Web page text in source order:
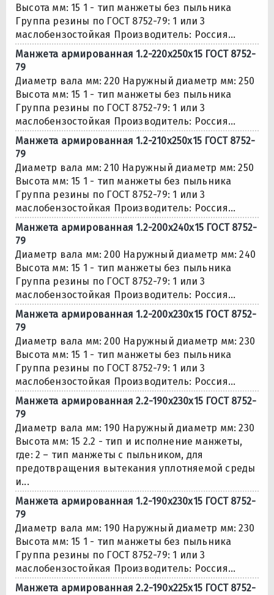
Высота мм: 15 1 - тип манжеты без пыльника
Группа резины по ГОСТ 8752-79: 1 или 3
маслобензостойкая Производитель: Россия...
Манжета армированная 1.2-220х250х15 ГОСТ 8752-
79
Диаметр вала мм: 220 Наружный диаметр мм: 250
Высота мм: 15 1 - тип манжеты без пыльника
Группа резины по ГОСТ 8752-79: 1 или 3
маслобензостойкая Производитель: Россия...
Манжета армированная 1.2-210х250х15 ГОСТ 8752-
79
Диаметр вала мм: 210 Наружный диаметр мм: 250
Высота мм: 15 1 - тип манжеты без пыльника
Группа резины по ГОСТ 8752-79: 1 или 3
маслобензостойкая Производитель: Россия...
Манжета армированная 1.2-200х240х15 ГОСТ 8752-
79
Диаметр вала мм: 200 Наружный диаметр мм: 240
Высота мм: 15 1 - тип манжеты без пыльника
Группа резины по ГОСТ 8752-79: 1 или 3
маслобензостойкая Производитель: Россия...
Манжета армированная 1.2-200х230х15 ГОСТ 8752-
79
Диаметр вала мм: 200 Наружный диаметр мм: 230
Высота мм: 15 1 - тип манжеты без пыльника
Группа резины по ГОСТ 8752-79: 1 или 3
маслобензостойкая Производитель: Россия...
Манжета армированная 2.2-190х230х15 ГОСТ 8752-
79
Диаметр вала мм: 190 Наружный диаметр мм: 230
Высота мм: 15 2.2 - тип и исполнение манжеты,
где: 2 – тип манжеты с пыльником, для
предотвращения вытекания уплотняемой среды
и...
Манжета армированная 1.2-190х230х15 ГОСТ 8752-
79
Диаметр вала мм: 190 Наружный диаметр мм: 230
Высота мм: 15 1 - тип манжеты без пыльника
Группа резины по ГОСТ 8752-79: 1 или 3
маслобензостойкая Производитель: Россия...
Манжета армированная 2.2-190х225х15 ГОСТ 8752-